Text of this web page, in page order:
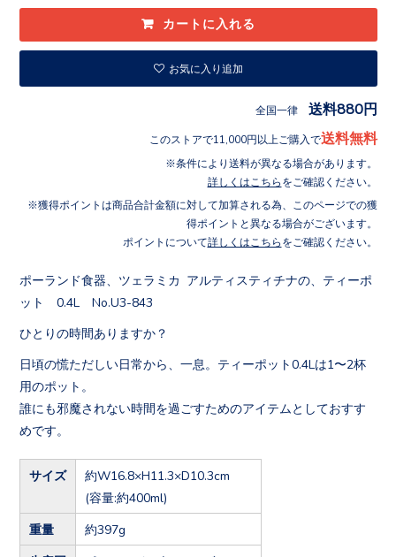
お気に入り追加
全国一律 送料880円
このストアで11,000円以上ご購入で送料無料
条件により送料が異なる場合があります。
詳しくはこちら をご確認ください。
獲得ポイントは商品合計金額に対して加算される為、このページでの獲
得ポイントと異なる場合がございます。
ポイントについて詳しくはこちら をご確認ください。
ポーランド食器、ツェラミカ アルティスティチナの、ティーポ
ット 0.4L No.U3-843
ひとりの時間ありますか？
日頃の慌ただしい日常から、一息。ティーポット0.4Lは1〜2杯
用のポット。
誰にも邪魔されない時間を過ごすためのアイテムとしておすす
めです。
サイズ
約W16.8×H11.3×D10.3cm
(容量:約400ml)
重量 約397g